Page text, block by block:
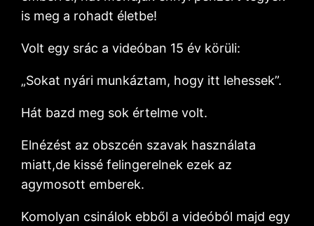
is meg a rohadt életbe!
Volt egy srác a videóban 15 év körüli:
„Sokat nyári munkáztam, hogy itt lehessek”.
Hát bazd meg sok értelme volt.
Elnézést az obszcén szavak használata
miatt,de kissé felingerelnek ezek az
agymosott emberek.
Komolyan csinálok ebből a videóból majd egy